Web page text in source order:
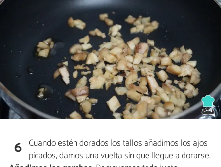
6 Cuando estén dorados los tallos añadimos los ajos
picados, damos una vuelta sin que llegue a dorarse.